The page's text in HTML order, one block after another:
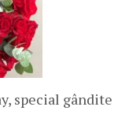
special gândite